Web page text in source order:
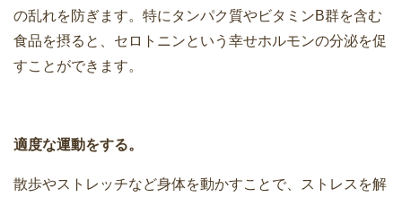
の乱れを防ぎます。特にタンパク質やビタミンB群を含む
食品を摂ると、セロトニンという幸せホルモンの分泌を促
すことができます。
適度な運動をする。
散歩やストレッチなど身体を動かすことで、ストレスを解